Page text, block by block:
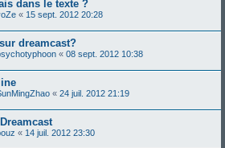
dans le texte ?
« 15 sept. 2012 20:28
dreamcast?
« 08 sept. 2012 10:38
« 24 juil. 2012 21:19
« 14 juil. 2012 23:30